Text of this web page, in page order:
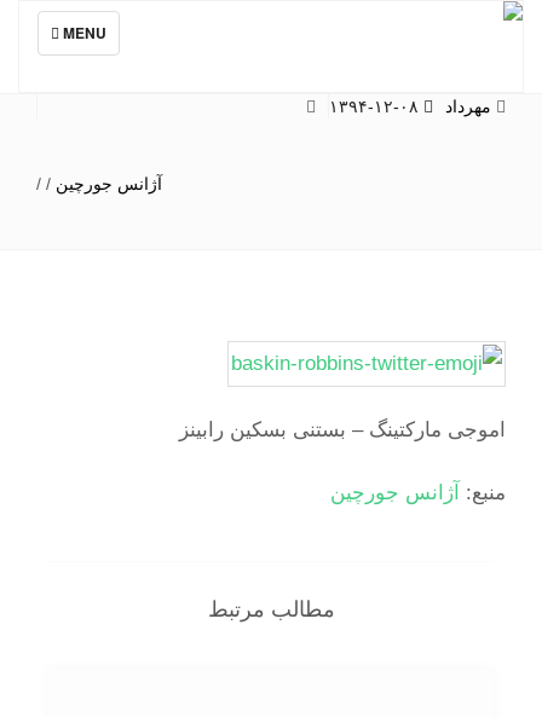
TOGGLE
NAVIGATION
MENU
مهرداد
آژانس جورچین/
/
اموجی مارکتینگ – بستنی بسکین رابینز
منبع:آژانس جورچین
مطالب مرتبط